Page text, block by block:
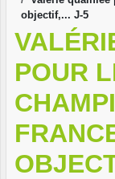
objectif,... J-5
POUR